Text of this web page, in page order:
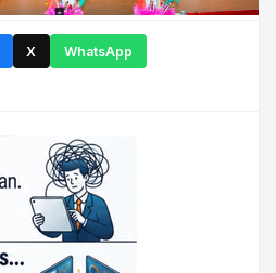
X WhatsApp